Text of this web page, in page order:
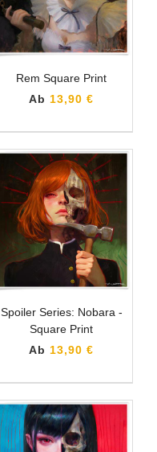
Rem Square Print
Ab 13,90 €
Spoiler Series: Nobara -
Square Print
Ab 13,90 €